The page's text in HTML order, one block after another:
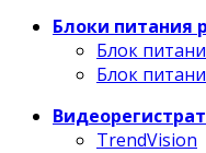
Блоки питания
Блок
Блок
TrendVision